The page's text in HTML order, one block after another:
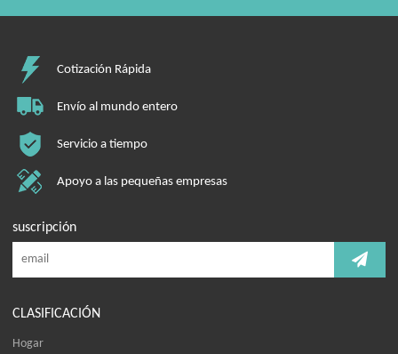
Cotización Rápida
Envío al mundo entero
Servicio a tiempo
Apoyo a las pequeñas empresas
suscripción
CLASIFICACIÓN
Hogar